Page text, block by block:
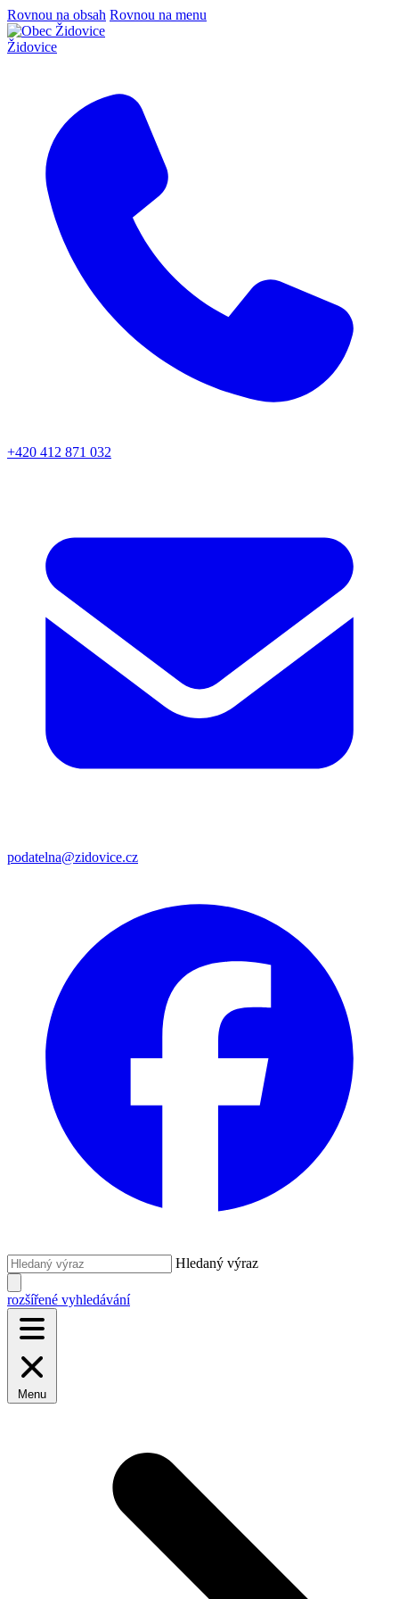
Rovnou na obsah Rovnou na menu
Židovice
+420 412 871 032
podatelna@zidovice.cz
Hledaný výraz
rozšířené vyhledávání
Menu